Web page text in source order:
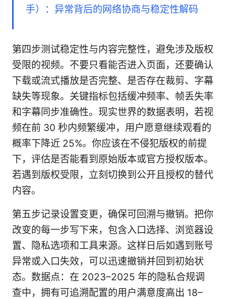
手）：异常背后的网络协商与稳定性解码
第四步测试稳定性与内容完整性，避免涉及版权
受限的视频。不要只看能否进入页面，还要确认
下载或流式播放是否完整、是否存在裁剪、字幕
缺失等现象。关键指标包括缓冲频率、帧丢失率
和字幕同步准确性。现实世界的数据表明，若视
频在前 30 秒内频繁缓冲，用户愿意继续观看的
概率下降近 25%。你应该在不侵犯版权的前提
下，评估是否能看到原始版本或官方授权版本。
若遇到版权受限，立刻切换到公开且授权的替代
内容。
第五步记录设置变更，确保可回溯与撤销。把你
改变的每一步写下来，包含入口选择、浏览器设
置、隐私选项和工具来源。这样日后如遇到账号
异常或入口失效，可以迅速撤销并回到初始状
态。数据点：在 2023–2025 年的隐私合规调
查中，拥有可追溯配置的用户满意度高出 18–